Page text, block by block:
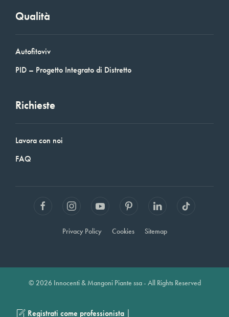
Qualità
Autofitoviv
PID – Progetto Integrato di Distretto
Richieste
Lavora con noi
FAQ
Privacy Policy Cookies Sitemap
© 2026 Innocenti & Mangoni Piante ssa - All Rights Reserved
Registrati come professionista |